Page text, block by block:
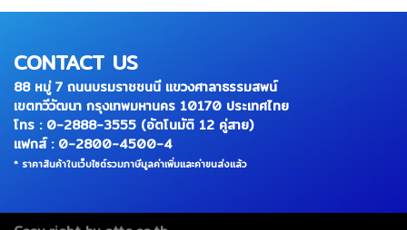
CONTACT US
88 หมู่ 7 ถนนบรมราชชนนี แขวงศาลาธรรมสพน์
เขตทวีวัฒนา กรุงเทพมหานคร 10170 ประเทศไทย
โทร : 0-2888-3555 (อัตโนมัติ 12 คู่สาย)
แฟกส์ : 0-2800-4500-4
* ราคาสินค้าในเว็บไซต์รวมภาษีมูลค่าเพิ่มและค่าขนส่งแล้ว